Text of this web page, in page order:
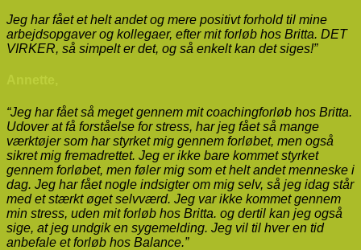
Jeg har fået et helt andet og mere positivt forhold til mine
arbejdsopgaver og kollegaer, efter mit forløb hos Britta. DET
VIRKER, så simpelt er det, og så enkelt kan det siges!”
“Jeg har fået så meget gennem mit coachingforløb hos Britta.
Udover at få forståelse for stress, har jeg fået så mange
værktøjer som har styrket mig gennem forløbet, men også
sikret mig fremadrettet. Jeg er ikke bare kommet styrket
gennem forløbet, men føler mig som et helt andet menneske i
dag. Jeg har fået nogle indsigter om mig selv, så jeg idag står
med et stærkt øget selvværd. Jeg var ikke kommet gennem
min stress, uden mit forløb hos Britta. og dertil kan jeg også
sige, at jeg undgik en sygemelding. Jeg vil til hver en tid
anbefale et forløb hos Balance.”